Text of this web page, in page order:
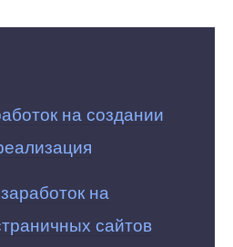
на создании
на
сайтов